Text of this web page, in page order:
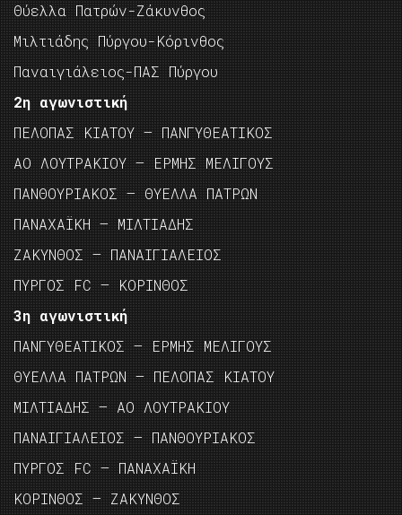
Θύελλα Πατρών-Ζάκυνθος
Μιλτιάδης Πύργου-Κόρινθος
Παναιγιάλειος-ΠΑΣ Πύργου
2η αγωνιστική
ΠΕΛΟΠΑΣ ΚΙΑΤΟΥ – ΠΑΝΓΥΘΕΑΤΙΚΟΣ
ΑΟ ΛΟΥΤΡΑΚΙΟΥ – ΕΡΜΗΣ ΜΕΛΙΓΟΥΣ
ΠΑΝΘΟΥΡΙΑΚΟΣ – ΘΥΕΛΛΑ ΠΑΤΡΩΝ
ΠΑΝΑΧΑΪΚΗ – ΜΙΛΤΙΑΔΗΣ
ΖΑΚΥΝΘΟΣ – ΠΑΝΑΙΓΙΑΛΕΙΟΣ
ΠΥΡΓΟΣ FC – ΚΟΡΙΝΘΟΣ
3η αγωνιστική
ΠΑΝΓΥΘΕΑΤΙΚΟΣ – ΕΡΜΗΣ ΜΕΛΙΓΟΥΣ
ΘΥΕΛΛΑ ΠΑΤΡΩΝ – ΠΕΛΟΠΑΣ ΚΙΑΤΟΥ
ΜΙΛΤΙΑΔΗΣ – ΑΟ ΛΟΥΤΡΑΚΙΟΥ
ΠΑΝΑΙΓΙΑΛΕΙΟΣ – ΠΑΝΘΟΥΡΙΑΚΟΣ
ΠΥΡΓΟΣ FC – ΠΑΝΑΧΑΪΚΗ
ΚΟΡΙΝΘΟΣ – ΖΑΚΥΝΘΟΣ